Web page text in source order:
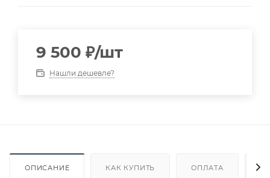
9 500 ₽/шт
Нашли дешевле?
ОПИСАНИЕ КАК КУПИТЬ ОПЛАТА